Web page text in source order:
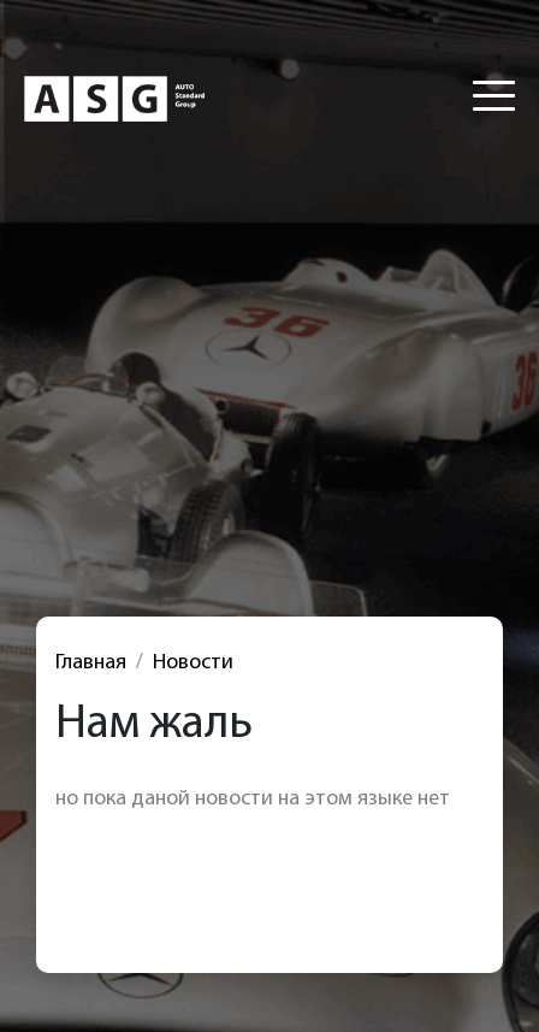
Главная Новости
Нам жаль
но пока даной новости на этом языке нет